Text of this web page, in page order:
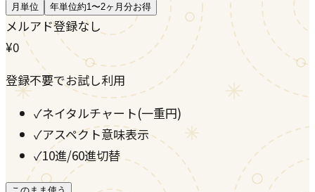
月単位 年単位約1〜2ヶ月分お得
メルアド登録なし
¥0
登録不要でお試し利用
✓ネイタルチャート(一重円)
✓アスペクト意味表示
✓10進/60進切替